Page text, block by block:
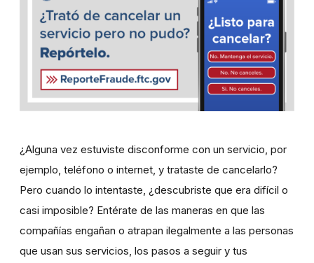
¿Alguna vez estuviste disconforme con un servicio, por
ejemplo, teléfono o internet, y trataste de cancelarlo?
Pero cuando lo intentaste, ¿descubriste que era difícil o
casi imposible? Entérate de las maneras en que las
compañías engañan o atrapan ilegalmente a las personas
que usan sus servicios, los pasos a seguir y tus